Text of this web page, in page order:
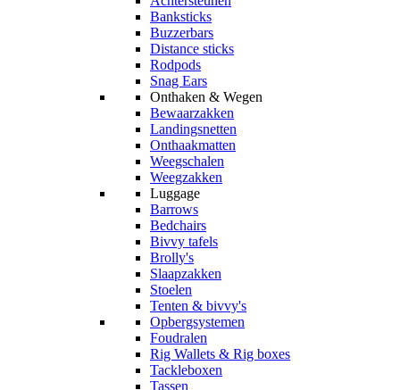
Banksticks
Buzzerbars
Distance sticks
Rodpods
Snag Ears
Onthaken & Wegen
Bewaarzakken
Landingsnetten
Onthaakmatten
Weegschalen
Weegzakken
Luggage
Barrows
Bedchairs
Bivvy tafels
Brolly's
Slaapzakken
Stoelen
Tenten & bivvy's
Opbergsystemen
Foudralen
Rig Wallets & Rig boxes
Tackleboxen
Tassen